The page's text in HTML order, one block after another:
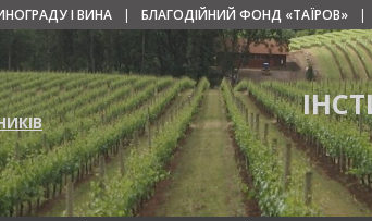
І ВИНА | БЛАГОДІЙНИЙ ФОНД «ТАЇРОВ» |